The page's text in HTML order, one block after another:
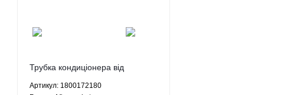
Трубка кондиціонера від
СК Geely CK 1.3 1.5 МКПП -
Артикул: 1800172180